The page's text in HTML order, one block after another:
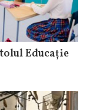
Educație